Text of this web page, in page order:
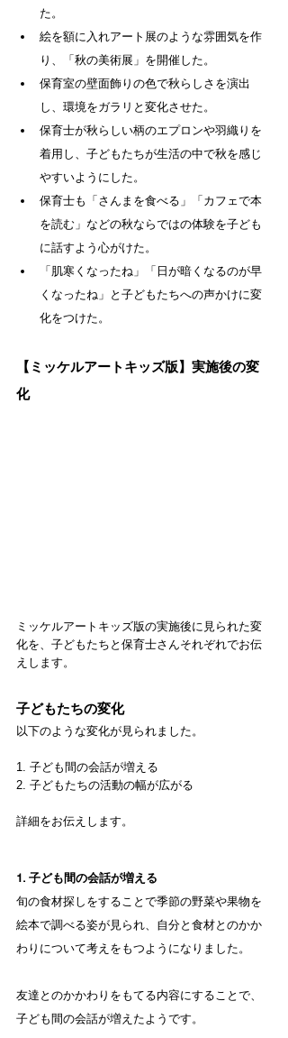
た。
絵を額に入れアート展のような雰囲気を作
り、「秋の美術展」を開催した。
保育室の壁面飾りの色で秋らしさを演出
し、環境をガラリと変化させた。
保育士が秋らしい柄のエプロンや羽織りを
着用し、子どもたちが生活の中で秋を感じ
やすいようにした。
保育士も「さんまを食べる」「カフェで本
を読む」などの秋ならではの体験を子ども
に話すよう心がけた。
「肌寒くなったね」「日が暗くなるのが早
くなったね」と子どもたちへの声かけに変
化をつけた。
【ミッケルアートキッズ版】実施後の変
化
ミッケルアートキッズ版の実施後に見られた変
化を、子どもたちと保育士さんそれぞれでお伝
えします。
子どもたちの変化
以下のような変化が見られました。
1. 子ども間の会話が増える
2. 子どもたちの活動の幅が広がる
詳細をお伝えします。
1. 子ども間の会話が増える
旬の食材探しをすることで季節の野菜や果物を
絵本で調べる姿が見られ、自分と食材とのかか
わりについて考えをもつようになりました。
友達とのかかわりをもてる内容にすることで、
子ども間の会話が増えたようです。